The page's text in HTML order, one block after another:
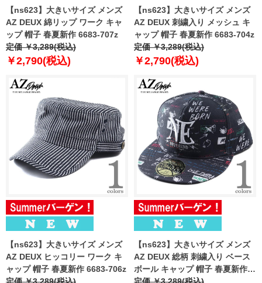
【ns623】大きいサイズ メンズ
AZ DEUX 綿リップ ワーク キャ
ップ 帽子 春夏新作 6683-707z
定価 ￥3,289(税込)
￥2,790(税込)
【ns623】大きいサイズ メンズ
AZ DEUX 刺繍入り メッシュ キ
ャップ 帽子 春夏新作 6683-704z
定価 ￥3,289(税込)
￥2,790(税込)
【ns623】大きいサイズ メンズ
AZ DEUX ヒッコリー ワーク キ
ャップ 帽子 春夏新作 6683-706z
定価 ￥3,289(税込)
【ns623】大きいサイズ メンズ
AZ DEUX 総柄 刺繍入り ベース
ボール キャップ 帽子 春夏新作
6683-702z
定価 ￥3,289(税込)